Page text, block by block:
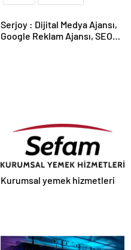
Serjoy : Dijital Medya Ajansı,
Google Reklam Ajansı, SEO
Kurumsal yemek hizmetleri